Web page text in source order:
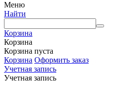
Меню
Найти
Корзина
Корзина
Корзина пуста
Корзина Оформить заказ
Учетная запись
Учетная запись